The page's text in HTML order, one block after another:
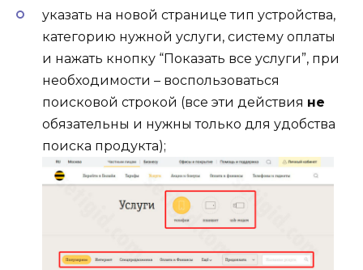
указать на новой странице тип устройства,
категорию нужной услуги, систему оплаты
и нажать кнопку “Показать все услуги”, при
необходимости – воспользоваться
поисковой строкой (все эти действия не
обязательны и нужны только для удобства
поиска продукта);